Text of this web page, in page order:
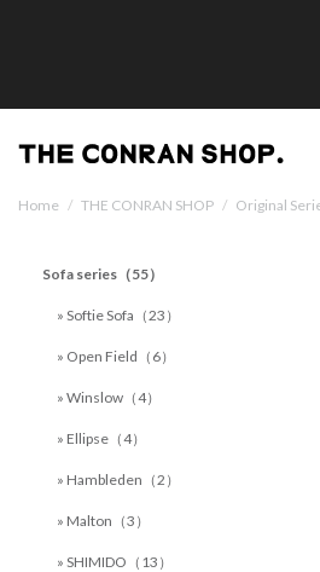
Home / THE CONRAN SHOP / Original
Sofa series（55）
» Softie Sofa（23）
» Open Field（6）
» Winslow（4）
» Ellipse（4）
» Hambleden（2）
» Malton（3）
» SHIMIDO（13）